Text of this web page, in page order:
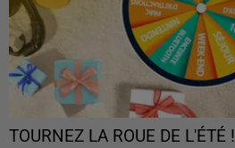
TOURNEZ LA ROUE DE L'ÉTÉ !